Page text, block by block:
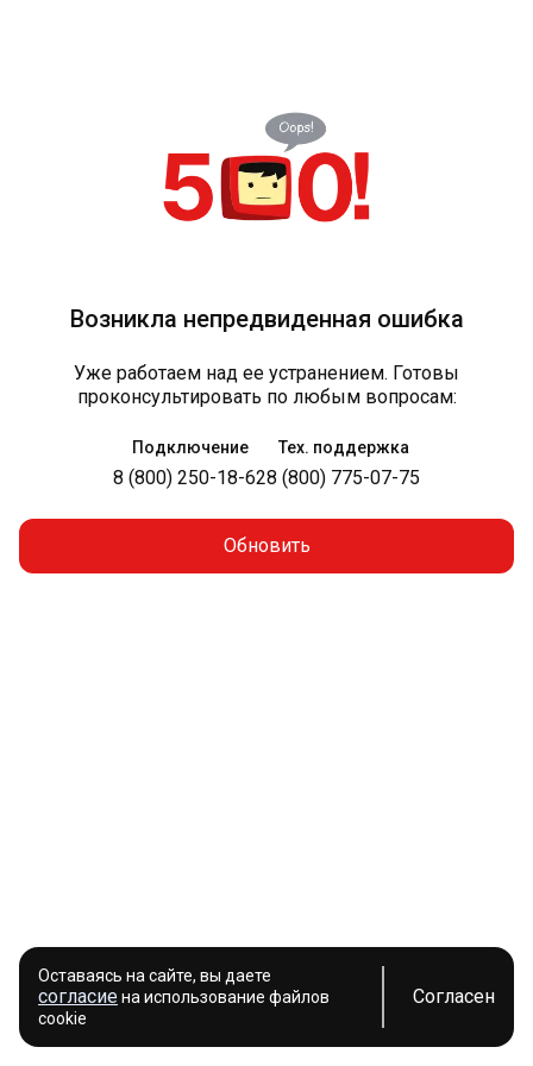
Возникла непредвиденная ошибка
Уже работаем над ее устранением. Готовы
проконсультировать по любым вопросам:
Подключение
8 (800) 250-18-62
Тех. поддержка
8 (800) 775-07-75
Обновить
Оставаясь на сайте, вы даете
согласиена использование файлов
cookie
Согласен